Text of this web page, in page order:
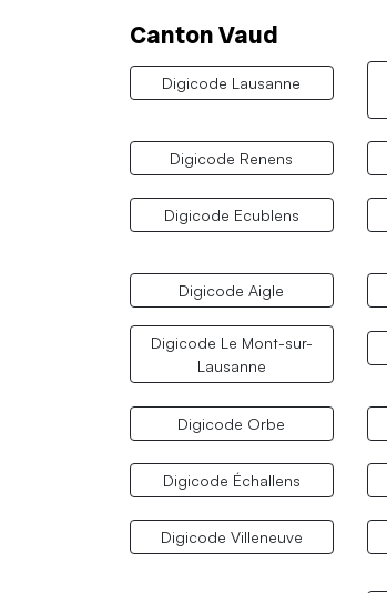
Canton Vaud
Digicode Lausanne
Digicode Renens
Digicode Ecublens
Digicode Aigle
Digicode Le Mont-sur-
Lausanne
Digicode Orbe
Digicode Échallens
Digicode Villeneuve